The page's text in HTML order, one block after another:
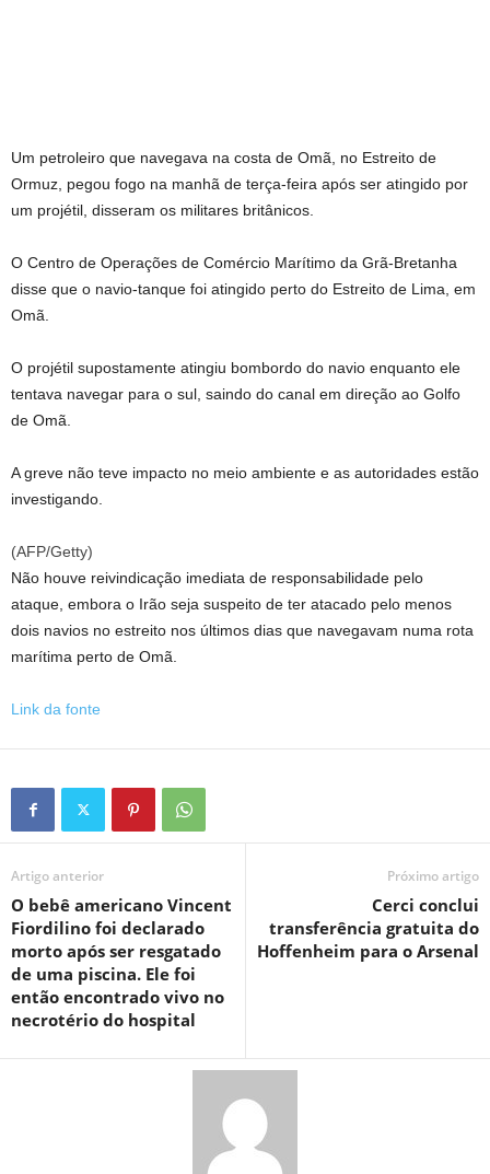
Um petroleiro que navegava na costa de Omã, no Estreito de
Ormuz, pegou fogo na manhã de terça-feira após ser atingido por
um projétil, disseram os militares britânicos.
O Centro de Operações de Comércio Marítimo da Grã-Bretanha
disse que o navio-tanque foi atingido perto do Estreito de Lima, em
Omã.
O projétil supostamente atingiu bombordo do navio enquanto ele
tentava navegar para o sul, saindo do canal em direção ao Golfo
de Omã.
A greve não teve impacto no meio ambiente e as autoridades estão
investigando.
(AFP/Getty)
Não houve reivindicação imediata de responsabilidade pelo
ataque, embora o Irão seja suspeito de ter atacado pelo menos
dois navios no estreito nos últimos dias que navegavam numa rota
marítima perto de Omã.
Link da fonte
Artigo anterior
O bebê americano Vincent
Fiordilino foi declarado
morto após ser resgatado
de uma piscina. Ele foi
então encontrado vivo no
necrotério do hospital
Próximo artigo
Cerci conclui
transferência gratuita do
Hoffenheim para o Arsenal